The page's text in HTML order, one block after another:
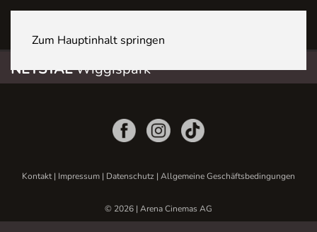
Zum Hauptinhalt springen
NETSTALWiggispark
Kontakt| Impressum | Datenschutz | Allgemeine Geschäftsbedingungen
© 2026 | Arena Cinemas AG